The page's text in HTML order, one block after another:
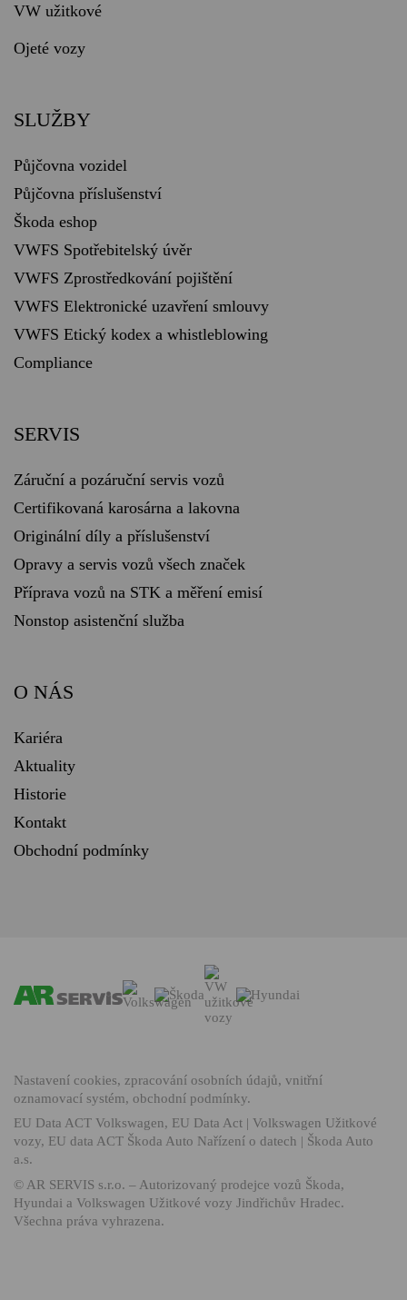
VW užitkové
Ojeté vozy
SLUŽBY
Půjčovna vozidel
Půjčovna příslušenství
Škoda eshop
VWFS Spotřebitelský úvěr
VWFS Zprostředkování pojištění
VWFS Elektronické uzavření smlouvy
VWFS Etický kodex a whistleblowing
Compliance
SERVIS
Záruční a pozáruční servis vozů
Certifikovaná karosárna a lakovna
Originální díly a příslušenství
Opravy a servis vozů všech značek
Příprava vozů na STK a měření emisí
Nonstop asistenční služba
O NÁS
Kariéra
Aktuality
Historie
Kontakt
Obchodní podmínky
Nastavení cookies, zpracování osobních údajů, vnitřní
oznamovací systém, obchodní podmínky.
EU Data ACT Volkswagen, EU Data Act | Volkswagen Užitkové
vozy, EU data ACT Škoda Auto Nařízení o datech | Škoda Auto
a.s.
© AR SERVIS s.r.o. – Autorizovaný prodejce vozů Škoda,
Hyundai a Volkswagen Užitkové vozy Jindřichův Hradec.
Všechna práva vyhrazena.